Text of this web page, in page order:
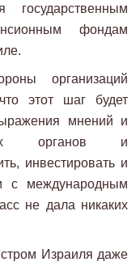
фондам
организаций
этот шаг будет
мнений и
органов и
инвестировать и
с международным
не дала никаких
Израиля даже